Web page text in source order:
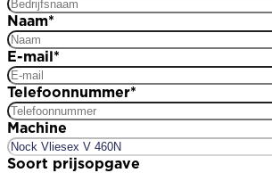
Naam*
E-mail *
Telefoonnummer*
Machine
Soort prijsopgave